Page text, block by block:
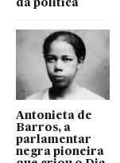
da política
Antonieta de
Barros, a
parlamentar
negra pioneira